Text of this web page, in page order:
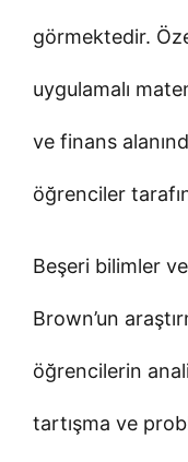
görmektedir.
uygulamalı
ve finans
öğrenciler
Beşeri bilimler
Brown’un
öğrencilerin
tartışma ve